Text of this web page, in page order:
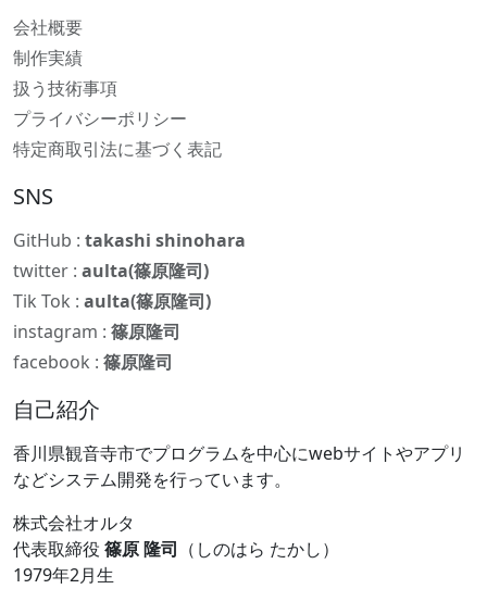
会社概要
制作実績
扱う技術事項
プライバシーポリシー
特定商取引法に基づく表記
SNS
GitHub : takashi shinohara
twitter : aulta(篠原隆司)
Tik Tok : aulta(篠原隆司)
instagram : 篠原隆司
facebook : 篠原隆司
自己紹介
香川県観音寺市でプログラムを中心にwebサイトやアプリ
などシステム開発を行っています。
株式会社オルタ
代表取締役 篠原 隆司 （しのはら たかし）
1979年2月生